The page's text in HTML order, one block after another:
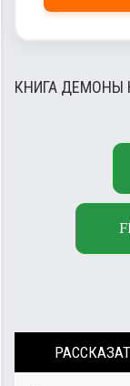
КНИГА ДЕМОНЫ